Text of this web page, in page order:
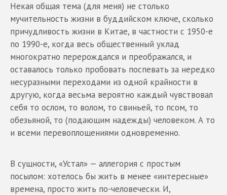
Некая общая тема (для меня) не столько
мучительность жизни в буддийском ключе, сколько
причудливость жизни в Китае, в частности с 1950-е
по 1990-е, когда весь общественный уклад
многократно перерождался и преображался, и
оставалось только пробовать поспевать за нередко
несуразными переходами из одной крайности в
другую, когда весьма вероятно каждый чувствовал
себя то ослом, то волом, то свиньей, то псом, то
обезьяной, то (подающим надежды) человеком. А то
и всеми перевоплощениями одновременно.
В сущности, «Устал» — аллегория с простым
посылом: хотелось бы жить в менее «интересные»
времена, просто жить по-человечески. И,